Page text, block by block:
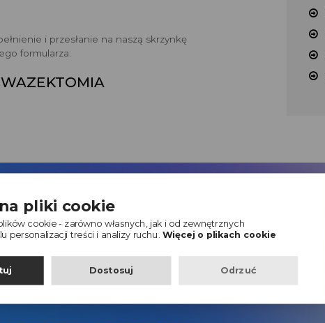
i przesłanie na naszą skrzynkę
formularza:
WAZEKTOMIA
pliki cookie
cookie - zarówno własnych, jak i od zewnętrznych
personalizacji treści i analizy ruchu. Więcej o plikach cookie
Dostosuj Odrzuć